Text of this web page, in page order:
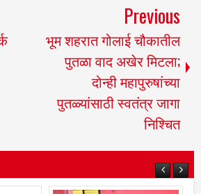
Previous
भूम शहरात गोलाई चौकातील
पुतळा वाद अखेर मिटला;
दोन्ही महापुरुषांच्या
पुतळ्यांसाठी स्वतंत्र जागा
निश्चित